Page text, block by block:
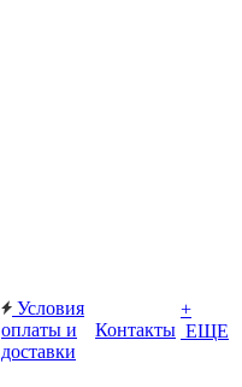
Условия
оплаты и
доставки
Контакты
+
ЕЩЕ